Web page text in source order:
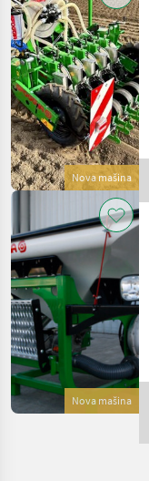
Nova mašina
Nova mašina